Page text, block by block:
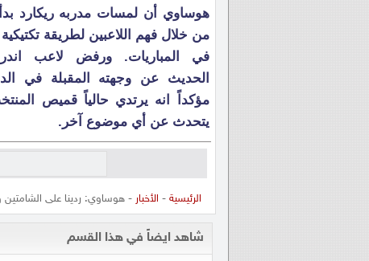
هوساوي أن لمسات مدربه ريكارد
من خلال فهم اللاعبين لطريقة
في المباريات. ورفض لاعب
الحديث عن وجهته المقبلة في
مؤكداً انه يرتدي حالياً قميص
يتحدث عن أي موضوع آخر.
الرئيسية - الأخبار - هوساوي: ردينا على
شاهد ايضاً في هذا القسم